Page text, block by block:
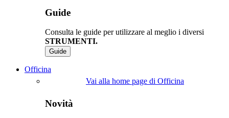
Guide
Consulta le guide per utilizzare al meglio i diversi
STRUMENTI.
Guide
Officina
Vai alla home page di Officina
Novità